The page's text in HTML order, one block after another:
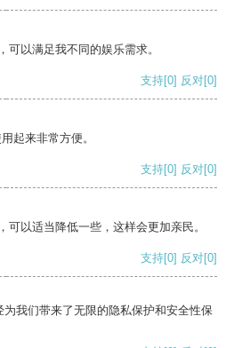
可以满足我不同的娱乐需求。
支持[0] 反对[0]
起来非常方便。
支持[0] 反对[0]
可以适当降低一些，这样会更加亲民。
支持[0] 反对[0]
我们带来了无限的隐私保护和安全性保